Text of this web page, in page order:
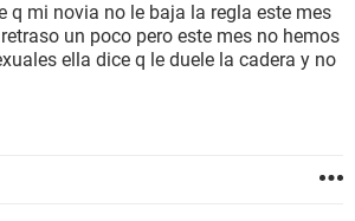
q mi novia no le baja la regla este mes
un poco pero este mes no hemos
ella dice q le duele la cadera y no